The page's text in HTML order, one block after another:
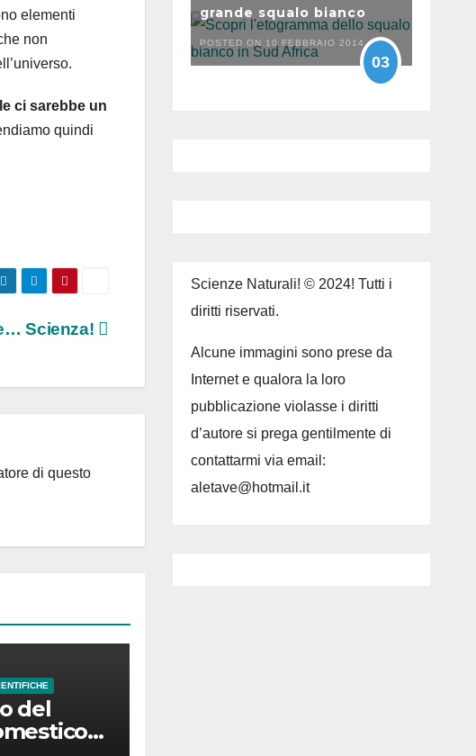
elementi
non
ci sarebbe un
quindi
Scienza!
di questo
del
grande squalo bianco
POSTED ON 10 FEBBRAIO 2014
03
Scienze Naturali! © 2024! Tutti i
diritti riservati.
Alcune immagini sono prese da
Internet e qualora la loro
pubblicazione violasse i diritti
d’autore si prega gentilmente di
contattarmi via email:
aletave@hotmail.it